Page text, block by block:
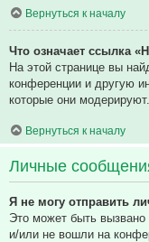
Вернуться к началу
Что означает ссылка
На этой странице вы
конференции и другую
которые они модерируют.
Вернуться к началу
Личные
Я не могу отправить
Это может быть вызвано
и/или не вошли на